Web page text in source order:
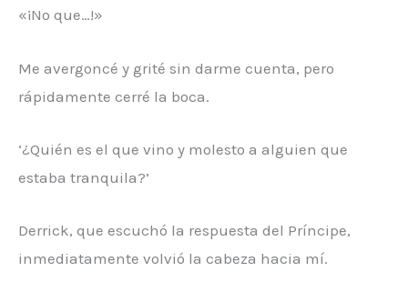
«¡No que…!»
Me avergoncé y grité sin darme cuenta, pero
rápidamente cerré la boca.
‘¿Quién es el que vino y molesto a alguien que
estaba tranquila?’
Derrick, que escuchó la respuesta del Príncipe,
inmediatamente volvió la cabeza hacia mí.